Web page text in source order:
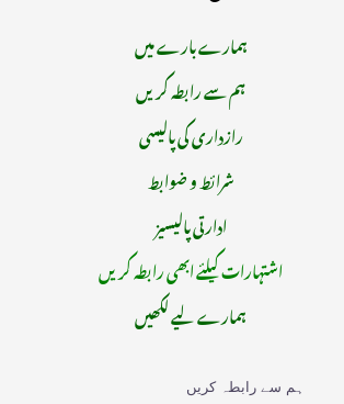
ہمارے بارے میں
ہم سے رابطہ کریں
رازداری کی پالیسی
شرائط و ضوابط
ادارتی پالیسیز
اشتہارات کیلئے ابھی رابطہ کریں
ہمارے لیے لکھیں
ہم سے رابطہ کریں